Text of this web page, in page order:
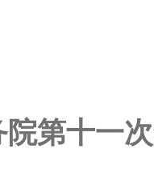
第十一